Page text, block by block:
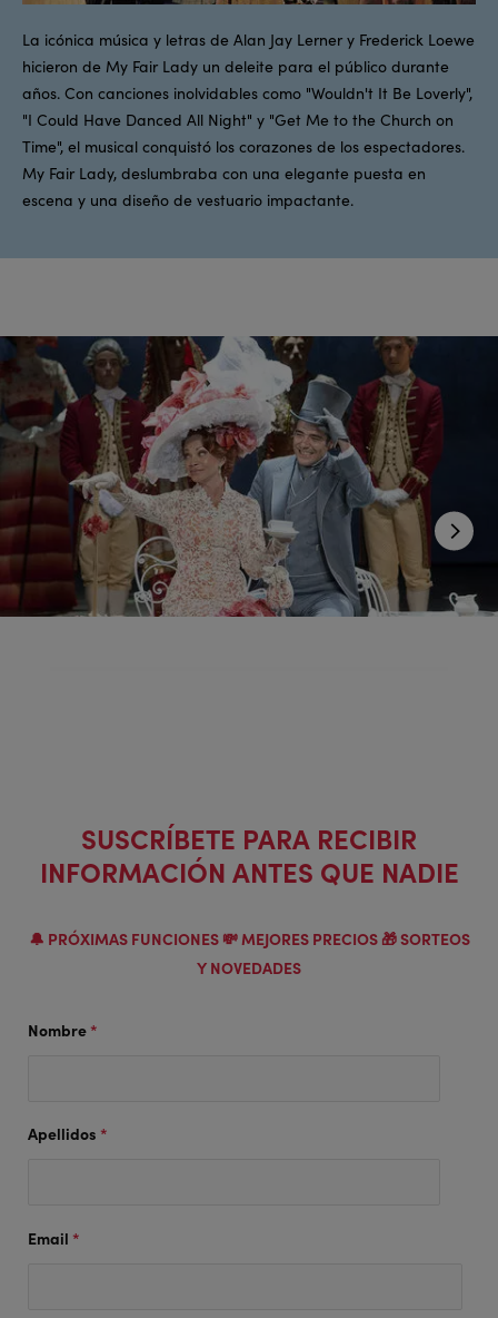
La icónica música y letras de Alan Jay Lerner y Frederick Loewe
hicieron de My Fair Lady un deleite para el público durante
años. Con canciones inolvidables como "Wouldn't It Be Loverly",
"I Could Have Danced All Night" y "Get Me to the Church on
Time", el musical conquistó los corazones de los espectadores.
My Fair Lady, deslumbraba con una elegante puesta en
escena y una diseño de vestuario impactante.
SUSCRÍBETE PARA RECIBIR
INFORMACIÓN ANTES QUE NADIE
🔔 PRÓXIMAS FUNCIONES 💸 MEJORES PRECIOS 🎁 SORTEOS
Y NOVEDADES
Nombre *
Apellidos *
Email *